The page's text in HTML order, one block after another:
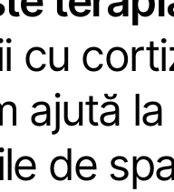
cu
ajută la
de